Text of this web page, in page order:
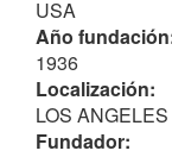
iban hacia la
varios
combustible de
La carrocería
USA
Año
1936
Localización:
LOS
Fundador: